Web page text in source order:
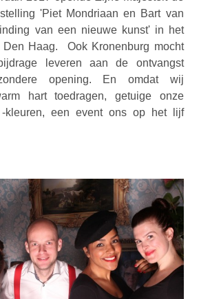
'Piet Mondriaan en Bart van
van een nieuwe kunst' in het
Den Haag. Ook Kronenburg mocht
leveren aan de ontvangst
opening. En omdat wij
hart toedragen, getuige onze
-kleuren, een event ons op het lijf